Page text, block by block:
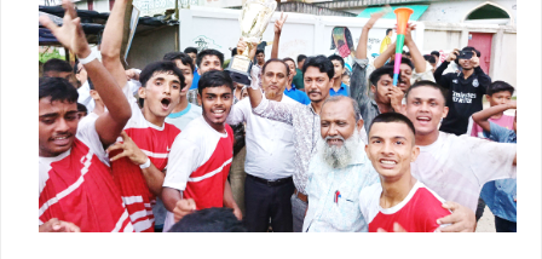
হবে: মুহাম্মদ শাহজাহান
চকরিয়া উপজেলা যুব জামায়াতের সভাপতি আবদুল্লাহ আল মামুর : সেক্রেটারি
কফিল উদ্দিন
জয়নাল আবেদীন মহিউচ্ছুন্নাহ দাখিল মাদ্রাসায় বৃক্ষরোপণ কর্মসূচি অনুষ্ঠিত
সসাসের পাঁচদিনের সংগীত কর্মশালা সম্পন্ন
চকরিয়ায় উপজেলা স্কাউটসের মাসিক সভা অনুষ্ঠিত
বেগম রোকেয়া সাখাওয়াত হোসেন বৃত্তির তৃতীয় পুরস্কার পেলো তাসরিফুল